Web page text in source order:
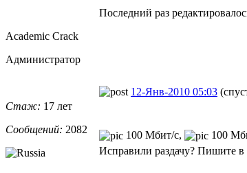
Последний раз
Academic Crack
Администратор
Стаж: 17 лет
Сообщений: 2082
12-Янв-2010 05:03
100 Мбит/с,
100
Исправили раздачу? Пишите в